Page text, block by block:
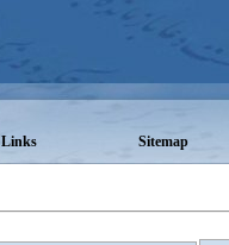
Links Sitemap